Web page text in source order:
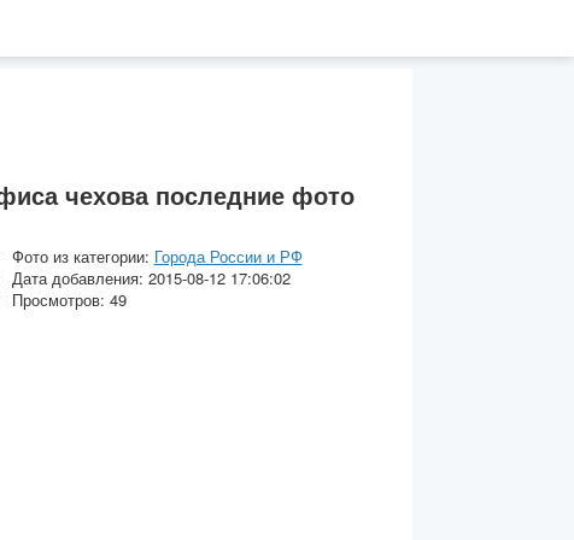
чехова последние фото
Фото из категории: Города России и РФ
Дата добавления: 2015-08-12 17:06:02
Просмотров: 49